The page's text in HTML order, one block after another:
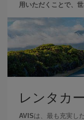
用いただくことで、
レンタカー
AVISは、最も充実し